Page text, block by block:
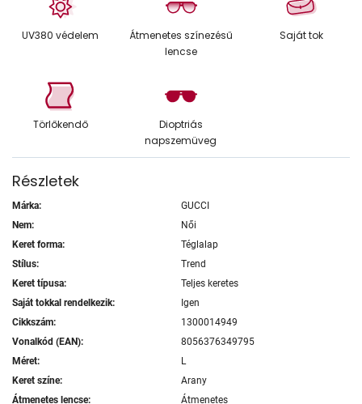
UV380 védelem
Átmenetes színezésű
lencse
Saját tok
Törlőkendő
Dioptriás
napszemüveg
Részletek
Márka:
GUCCI
Nem:
Női
Keret forma:
Téglalap
Stílus:
Trend
Keret típusa:
Teljes keretes
Saját tokkal rendelkezik:
Igen
Cikkszám:
1300014949
Vonalkód (EAN):
8056376349795
Méret:
L
Keret színe:
Arany
Átmenetes lencse:
Átmenetes